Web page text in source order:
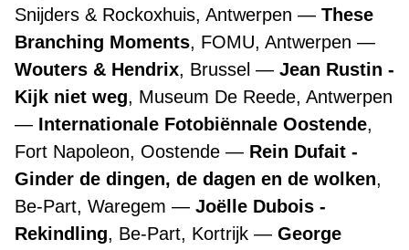
Snijders & Rockoxhuis, Antwerpen
These
Branching Moments, FOMU, Antwerpen
Wouters & Hendrix, Brussel
Jean Rustin -
Kijk niet weg, Museum De Reede, Antwerpen
Internationale Fotobiënnale Oostende,
Fort Napoleon, Oostende
Rein Dufait -
Ginder de dingen, de dagen en de wolken,
Be-Part, Waregem
Joëlle Dubois -
Rekindling, Be-Part, Kortrijk
George